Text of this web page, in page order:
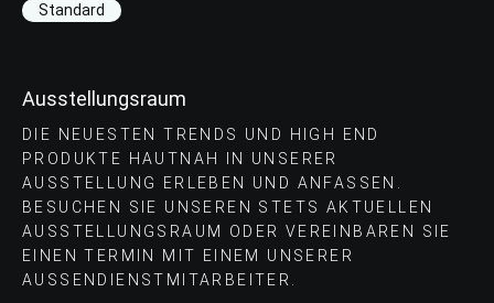
Standard
Ausstellungsraum
DIE NEUESTEN TRENDS UND HIGH END
PRODUKTE HAUTNAH IN UNSERER
AUSSTELLUNG ERLEBEN UND ANFASSEN.
BESUCHEN SIE UNSEREN STETS AKTUELLEN
AUSSTELLUNGSRAUM ODER VEREINBAREN SIE
EINEN TERMIN MIT EINEM UNSERER
AUSSENDIENSTMITARBEITER.